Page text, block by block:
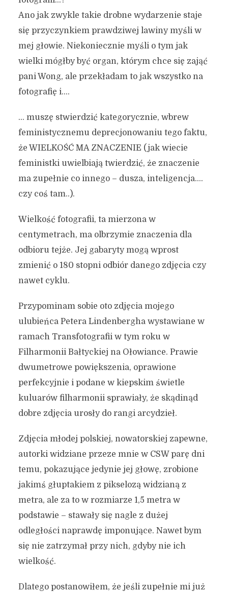
Ano jak zwykle takie drobne wydarzenie staje
się przyczynkiem prawdziwej lawiny myśli w
mej głowie. Niekoniecznie myśli o tym jak
wielki mógłby być organ, którym chce się zająć
pani Wong, ale przekładam to jak wszystko na
fotografię i….
… muszę stwierdzić kategorycznie, wbrew
feministycznemu deprecjonowaniu tego faktu,
że WIELKOŚĆ MA ZNACZENIE (jak wiecie
feministki uwielbiają twierdzić, że znaczenie
ma zupełnie co innego – dusza, inteligencja….
czy coś tam..).
Wielkość fotografii, ta mierzona w
centymetrach, ma olbrzymie znaczenia dla
odbioru tejże. Jej gabaryty mogą wprost
zmienić o 180 stopni odbiór danego zdjęcia czy
nawet cyklu.
Przypominam sobie oto zdjęcia mojego
ulubieńca Petera Lindenbergha wystawiane w
ramach Transfotografii w tym roku w
Filharmonii Bałtyckiej na Ołowiance. Prawie
dwumetrowe powiększenia, oprawione
perfekcyjnie i podane w kiepskim świetle
kuluarów filharmonii sprawiały, że skądinąd
dobre zdjęcia urosły do rangi arcydzieł.
Zdjęcia młodej polskiej, nowatorskiej zapewne,
autorki widziane przeze mnie w CSW parę dni
temu, pokazujące jedynie jej głowę, zrobione
jakimś głuptakiem z pikselozą widzianą z
metra, ale za to w rozmiarze 1,5 metra w
podstawie – stawały się nagle z dużej
odległości naprawdę imponujące. Nawet bym
się nie zatrzymał przy nich, gdyby nie ich
wielkość.
Dlatego postanowiłem, że jeśli zupełnie mi już